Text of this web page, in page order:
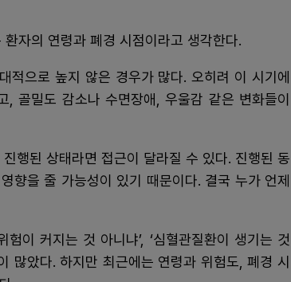
자의 연령과 폐경 시점이라고 생각한다.
적으로 높지 않은 경우가 많다. 오히려 이 시기에
, 골밀도 감소나 수면장애, 우울감 같은 변화들이
행된 상태라면 접근이 달라질 수 있다. 진행된 동
향을 줄 가능성이 있기 때문이다. 결국 누가 언제
이 커지는 것 아니냐’, ‘심혈관질환이 생기는 것
많았다. 하지만 최근에는 연령과 위험도, 폐경 시